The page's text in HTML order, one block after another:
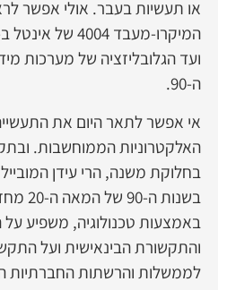
או תעשיות בעבר. אולי אפשר
ועד הגלובליזציה של מערכות
ה-90.
אי אפשר לתאר היום את
האלקטרוניות הממוחשבות.
בחלוקת משנה, הרי עידן
באמצעות טכנולוגיה, משפיע
והתקשורת הבינאישית ועל
לממשלות והרשתות החברתיות